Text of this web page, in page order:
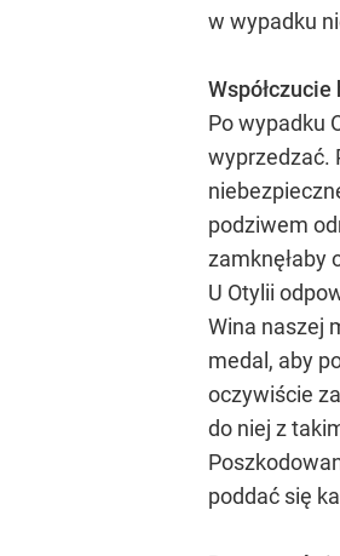
w wypadku
Po wypadku
wyprzedzać.
podziwem
zamknęłaby
U Otylii
Wina naszej
medal, aby
oczywiście
do niej z
poddać się